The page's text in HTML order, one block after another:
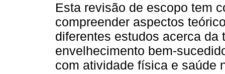
Esta revisão de escopo tem
compreender aspectos
diferentes estudos acerca da
envelhecimento bem-
com atividade física e saúde